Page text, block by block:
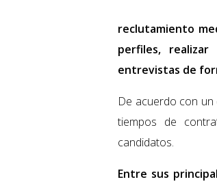
reclutamiento
perfiles,
entrevistas de
De acuerdo con
tiempos de
candidatos.
Entre sus